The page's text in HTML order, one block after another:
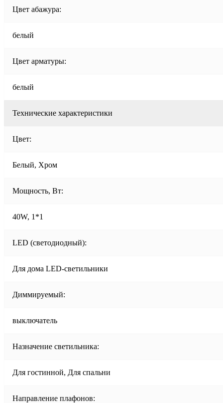
Цвет абажура:
белый
Цвет арматуры:
белый
Технические характеристики
Цвет:
Белый, Хром
Мощность, Вт:
40W, 1*1
LED (светодиодный):
Для дома LED-светильники
Диммируемый:
выключатель
Назначение светильника:
Для гостинной, Для спальни
Направление плафонов: